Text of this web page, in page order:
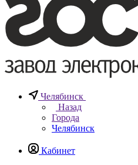
Челябинск
Назад
Города
Челябинск
Кабинет